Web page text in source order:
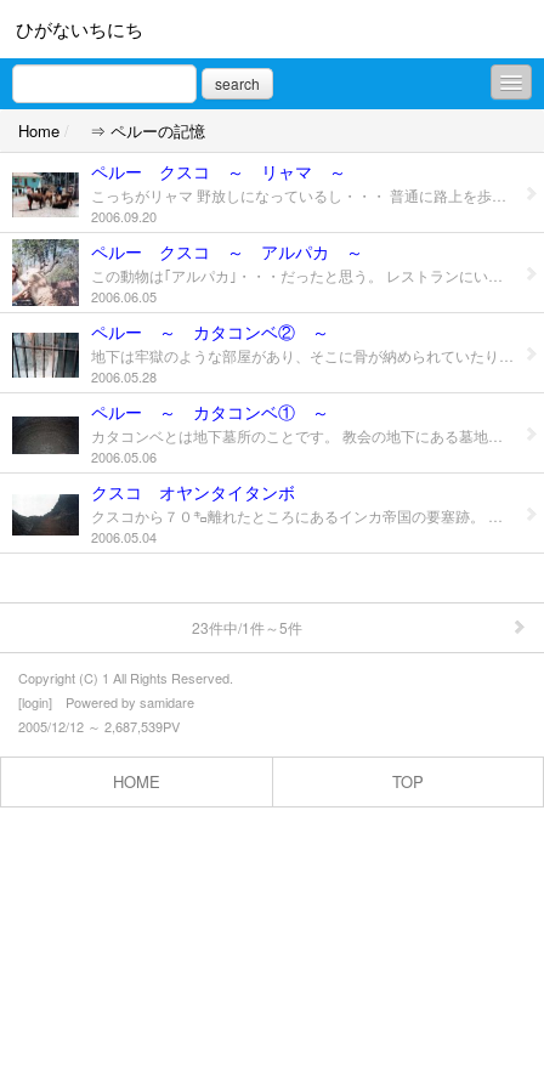
ひがないちにち
search
徒然な記憶
放浪の記憶
⇒ ハワイの記憶
⇒ イタリアの記憶
⇒ ペルーの記憶
⇒ サイパンの記憶
⇒ タイの記憶
⇒ 台湾の記憶
⇒ 北海道の記憶
⇒ 火の国の記憶（九州）
⇒ 風林火山の記憶（山梨）
⇒ 屋台の記憶（福岡）
⇒坂の町の記憶(長崎)
Home / ⇒ ペルーの記憶
ペルー クスコ ～ リャマ ～
2006.09.20
ペルー クスコ ～ アルパカ ～
2006.06.05
ペルー ～ カタコンベ② ～
2006.05.28
ペルー ～ カタコンベ① ～
2006.05.06
クスコ オヤンタイタンボ
2006.05.04
23件中/1件～5件
Copyright (C) 1 All Rights Reserved.
[login] Powered by samidare
2005/12/12 ～ 2,687,539PV
HOME TOP